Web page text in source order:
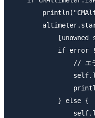
[unowned
if error
// エ
            } else {